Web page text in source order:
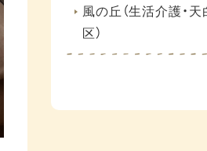
風の丘（生活介護・天
区）